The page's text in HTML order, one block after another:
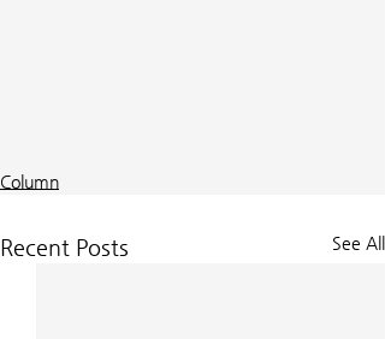
Column
Recent Posts See All